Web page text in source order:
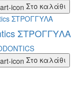
Στο καλάθι
ΣΤΡΟΓΓΥΛΑ
Στο καλάθι